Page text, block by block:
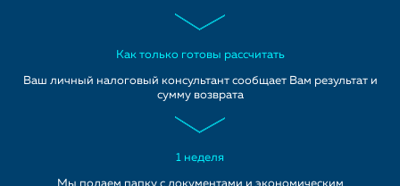
Как только готовы рассчитать
Ваш личный налоговый консультант сообщает Вам результат и
сумму возврата
1 неделя
Мы подаем папку с документами и экономическим